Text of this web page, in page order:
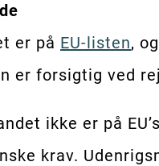
er på EU-listen,
er forsigtig ved
ikke er på
krav.